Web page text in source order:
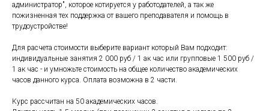
администратор", которое котируется у работодателей, а так же
пожизненная тех поддержка от вашего преподавателя и помощь в
трудоустройстве!
Для расчета стоимости выберите вариант который Вам подходит:
индивидуальные занятия 2 000 руб / 1 ак час или групповые 1 500 руб /
1 ак час - и умножьте стоимость на общее количество академических
часов данного курса. Оплата возможна в 2 части.
Курс рассчитан на 50 академических часов.